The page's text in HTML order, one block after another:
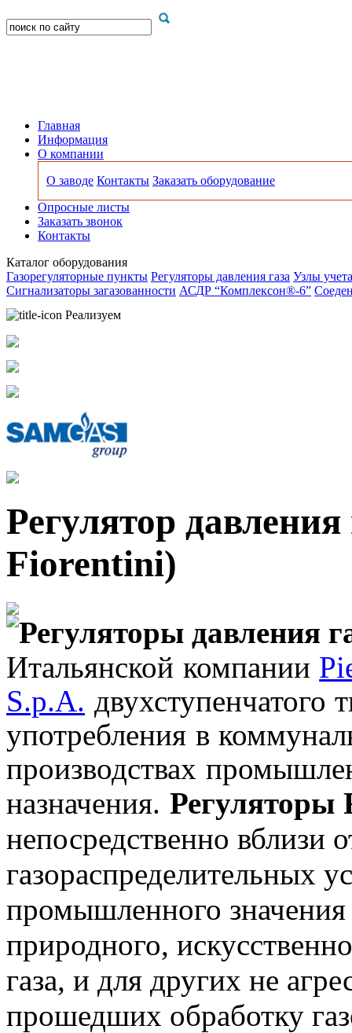
Главная
Информация
О компании
О заводе Контакты Заказать оборудование
Опросные листы
Заказать звонок
Контакты
Каталог оборудования
Газорегуляторные пункты Регуляторы давления газа Узлы
Сигнализаторы загазованности АСДР “Комплексон®-6”
Реализуем
Регулятор
Fiorentini)
Регуляторы давления
Итальянской компании
S.p.A. двухступенчатого
употребления в
производствах
назначения. Регуляторы
непосредственно вблизи
газораспределительных
промышленного
природного,
газа, и для других не
прошедших обработку